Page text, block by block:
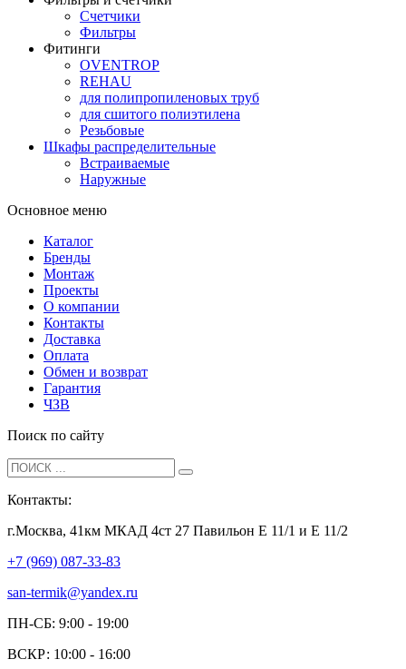
Счетчики
Фильтры
Фитинги
OVENTROP
REHAU
для полипропиленовых труб
для сшитого полиэтилена
Резьбовые
Шкафы распределительные
Встраиваемые
Наружные
Основное меню
Каталог
Бренды
Монтаж
Проекты
О компании
Контакты
Доставка
Оплата
Обмен и возврат
Гарантия
ЧЗВ
Поиск по сайту
Контакты:
г.Москва, 41км МКАД 4ст 27 Павильон Е 11/1 и Е 11/2
+7 (969) 087-33-83
san-termik@yandex.ru
ПН-СБ: 9:00 - 19:00
ВСКР: 10:00 - 16:00